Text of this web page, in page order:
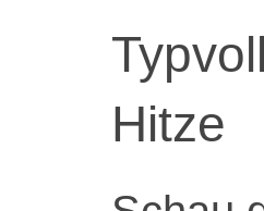
Hitze